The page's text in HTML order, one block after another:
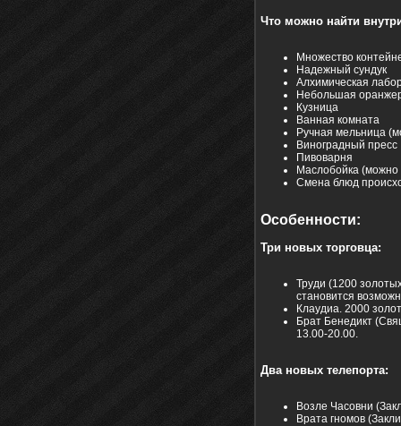
Что можно найти
Множество
Надежный сундук
Алхимическая
Небольшая
Кузница
Ванная комната
Ручная мельница
Виноградный пресс
Пивоварня
Маслобойка (можно
Смена блюд
Особенности:
Три новых торговца:
Труди (1200
становится
Клаудиа. 2000
Брат Бенедикт
13.00-20.00.
Два новых телепорта:
Возле Часовни
Врата гномов